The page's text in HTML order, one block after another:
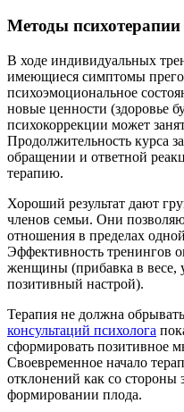
Методы психотерапии
В ходе индивидуальных
имеющиеся симптомы
психоэмоциональное
новые ценности (здоровье
психокоррекции может
Продолжительность курса
обращении и ответной
терапию.
Хороший результат дают
членов семьи. Они
отношения в пределах
Эффективность тренингов
женщины (прибавка в весе,
позитивный настрой).
Терапия не должна
консультаций психолога
сформировать позитивное
Своевременное начало
отклонений как со стороны
формировании плода.